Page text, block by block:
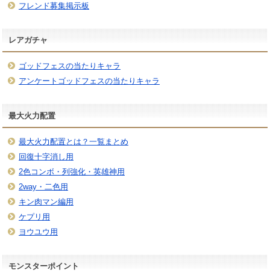
フレンド募集掲示板
レアガチャ
ゴッドフェスの当たりキャラ
アンケートゴッドフェスの当たりキャラ
最大火力配置
最大火力配置とは？一覧まとめ
回復十字消し用
2色コンボ・列強化・英雄神用
2way・二色用
キン肉マン編用
ケプリ用
ヨウユウ用
モンスターポイント